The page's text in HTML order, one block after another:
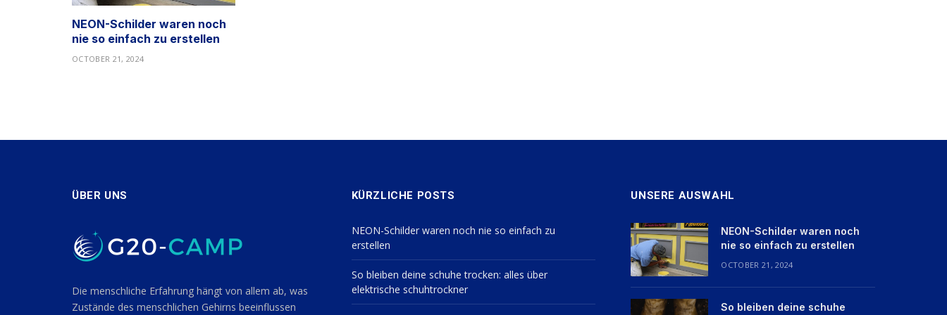
NEON-Schilder waren noch
nie so einfach zu erstellen
OCTOBER 21, 2024
ÜBER UNS
Die menschliche Erfahrung hängt von allem ab, was
Zustände des menschlichen Gehirns beeinflussen
KÜRZLICHE POSTS
NEON-Schilder waren noch nie so einfach zu
erstellen
So bleiben deine schuhe trocken: alles über
elektrische schuhtrockner
UNSERE AUSWAHL
NEON-Schilder waren noch
nie so einfach zu erstellen
OCTOBER 21, 2024
So bleiben deine schuhe